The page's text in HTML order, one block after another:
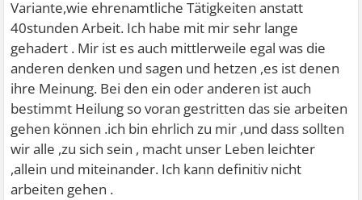
Variante,wie ehrenamtliche Tätigkeiten anstatt
40stunden Arbeit. Ich habe mit mir sehr lange
gehadert . Mir ist es auch mittlerweile egal was die
anderen denken und sagen und hetzen ,es ist denen
ihre Meinung. Bei den ein oder anderen ist auch
bestimmt Heilung so voran gestritten das sie arbeiten
gehen können .ich bin ehrlich zu mir ,und dass sollten
wir alle ,zu sich sein , macht unser Leben leichter
,allein und miteinander. Ich kann definitiv nicht
arbeiten gehen .